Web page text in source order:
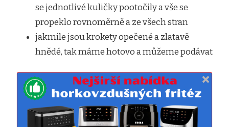
se jednotlivé kuličky pootočily a vše se
propeklo rovnoměrně a ze všech stran
jakmile jsou krokety opečené a zlatavě
hnědé, tak máme hotovo a můžeme podávat